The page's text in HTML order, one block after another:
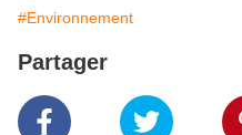
#Environnement
Partager